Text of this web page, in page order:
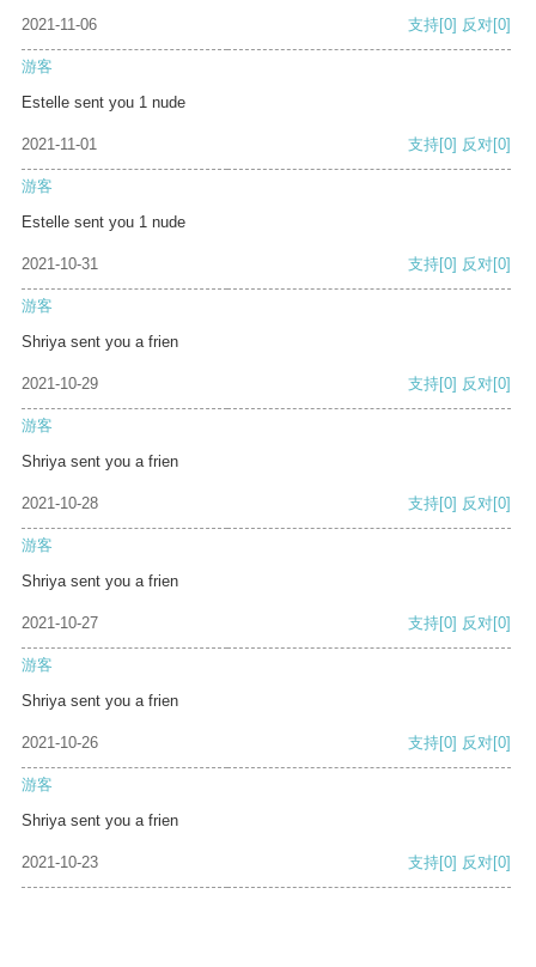
2021-11-06 支持[0] 反对[0]
游客
Estelle sent you 1 nude
2021-11-01 支持[0] 反对[0]
游客
Estelle sent you 1 nude
2021-10-31 支持[0] 反对[0]
游客
Shriya sent you a frien
2021-10-29 支持[0] 反对[0]
游客
Shriya sent you a frien
2021-10-28 支持[0] 反对[0]
游客
Shriya sent you a frien
2021-10-27 支持[0] 反对[0]
游客
Shriya sent you a frien
2021-10-26 支持[0] 反对[0]
游客
Shriya sent you a frien
2021-10-23 支持[0] 反对[0]